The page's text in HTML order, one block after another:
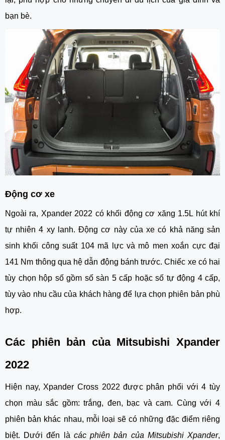
bạn bè.
Động cơ xe
Ngoài ra, Xpander 2022 có khối động cơ xăng 1.5L hút khí
tự nhiên 4 xy lanh. Động cơ này của xe có khả năng sản
sinh khối công suất 104 mã lực và mô men xoắn cực đại
141 Nm thông qua hệ dẫn động bánh trước. Chiếc xe có hai
tùy chọn hộp số gồm số sàn 5 cấp hoặc số tự động 4 cấp,
tùy vào nhu cầu của khách hàng để lựa chọn phiên bản phù
hợp.
Các phiên bản của Mitsubishi Xpander
2022
Hiện nay, Xpander Cross 2022 được phân phối với 4 tùy
chọn màu sắc gồm: trắng, đen, bạc và cam. Cùng với 4
phiên bản khác nhau, mỗi loại sẽ có những đặc điểm riêng
biệt. Dưới đến là các phiên bản của Mitsubishi Xpander,